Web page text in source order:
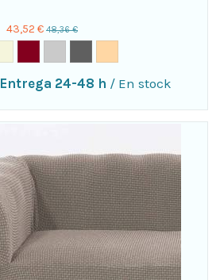
43,52 € 48,36 €
Entrega 24-48 h / En stock